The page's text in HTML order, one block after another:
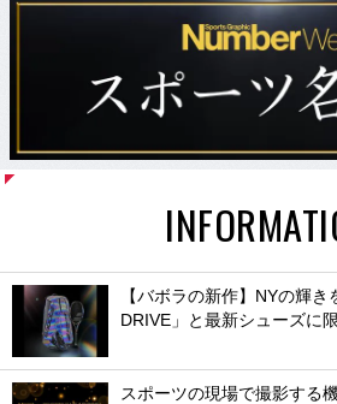
【バボラの新作】NYの輝
DRIVE」と最新シューズに
スポーツの現場で撮影する